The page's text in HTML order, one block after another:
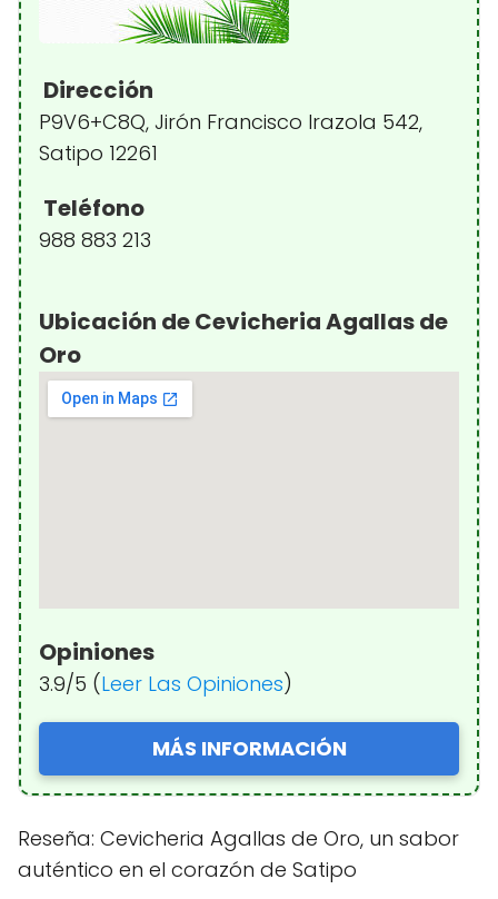
Dirección
P9V6+C8Q, Jirón Francisco Irazola 542,
Satipo 12261
Teléfono
988 883 213
Ubicación de Cevicheria Agallas de
Oro
Opiniones
3.9/5 (Leer Las Opiniones)
MÁS INFORMACIÓN
Reseña: Cevicheria Agallas de Oro, un sabor
auténtico en el corazón de Satipo